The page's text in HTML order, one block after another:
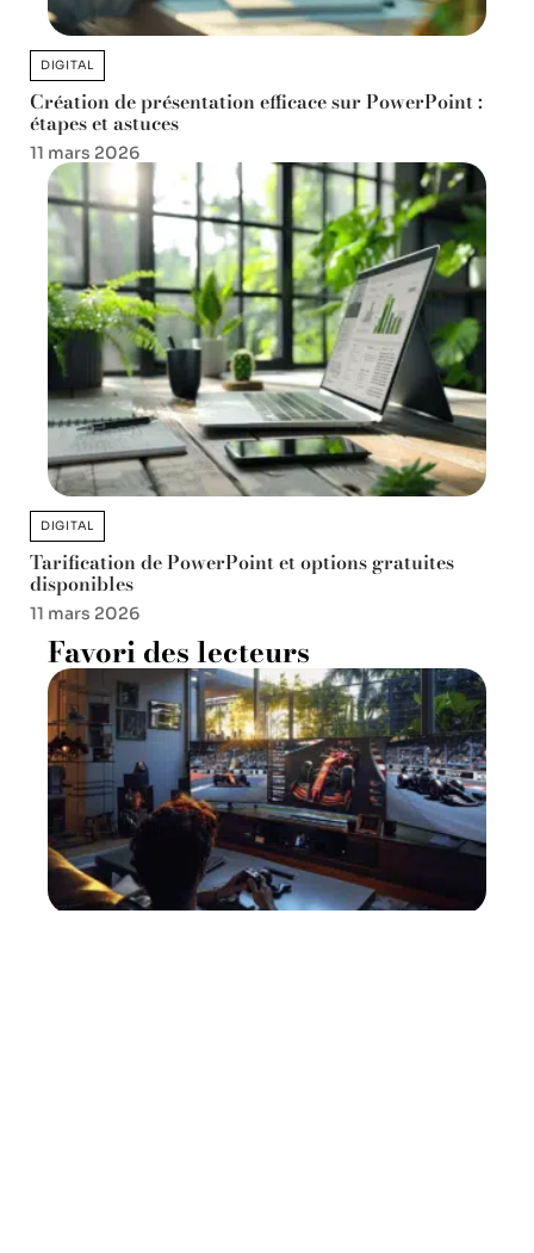
DIGITAL
Création de présentation efficace sur PowerPoint :
étapes et astuces
11 mars 2026
DIGITAL
Tarification de PowerPoint et options gratuites
disponibles
11 mars 2026
Favori des lecteurs